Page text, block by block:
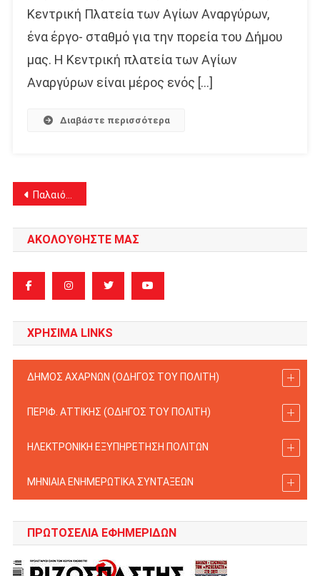
Κεντρική Πλατεία των Αγίων Αναργύρων,
ένα έργο- σταθμό για την πορεία του Δήμου
μας. Η Κεντρική πλατεία των Αγίων
Αναργύρων είναι μέρος ενός […]
Διαβάστε περισσότερα
Πλοήγηση
άρθρων
Παλαιότερα άρθρα
ΑΚΟΛΟΥΘΗΣΤΕ ΜΑΣ
ΧΡΗΣΙΜΑ LINKS
ΔΗΜΟΣ ΑΧΑΡΝΩΝ (ΟΔΗΓΟΣ TOY ΠΟΛΙΤΗ)
ΠΕΡΙΦ. ΑΤΤΙΚΗΣ (ΟΔΗΓΟΣ TOY ΠΟΛΙΤΗ)
ΗΛΕΚΤΡΟΝΙΚΗ ΕΞΥΠΗΡΕΤΗΣΗ ΠΟΛΙΤΩΝ
ΜΗΝΙΑΙΑ ΕΝΗΜΕΡΩΤΙΚΑ ΣΥΝΤΑΞΕΩΝ
ΠΡΩΤΟΣΈΛΙΑ ΕΦΗΜΕΡΊΔΩΝ